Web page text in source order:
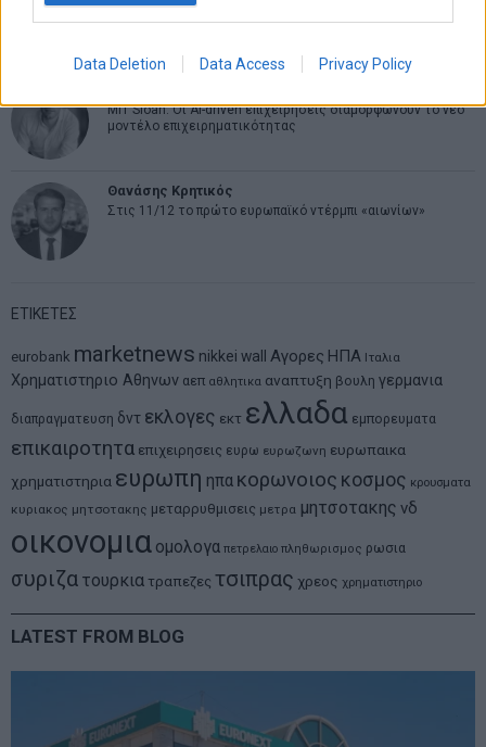
Data Deletion Data Access Privacy Policy
Από την αποθέωση στην καταγγελία: Η Ελλάδα πάντα
ψάχνει τον επόμενο Μεσσία
MIT Sloan: Οι AI-driven επιχειρήσεις διαμορφώνουν το νέο
μοντέλο επιχειρηματικότητας
Θανάσης Κρητικός
Στις 11/12 το πρώτο ευρωπαϊκό ντέρμπι «αιωνίων»
ΕΤΙΚΕΤΕΣ
eurobank marketnews nikkei wall Αγορες ΗΠΑ Ιταλια
Χρηματιστηριο Αθηνων αεπ αθλητικα αναπτυξη βουλη γερμανια
διαπραγματευση δντ εκλογες εκτ ελλαδα εμπορευματα
επικαιροτητα επιχειρησεις ευρω ευρωζωνη ευρωπαικα
χρηματιστηρια ευρωπη ηπα κορωνοιος κοσμος κρουσματα
κυριακος μητσοτακης μεταρρυθμισεις μετρα μητσοτακης νδ
οικονομια ομολογα πετρελαιο πληθωρισμος ρωσια
συριζα τουρκια τραπεζες τσιπρας χρεος χρηματιστηριο
LATEST FROM BLOG